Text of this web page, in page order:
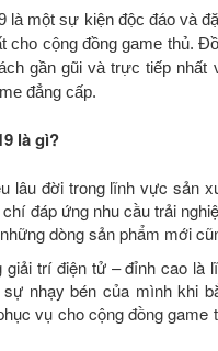
là một sự kiện độc đáo và
cho cộng đồng game thủ.
gần gũi và trực tiếp
đẳng cấp.
là gì?
lâu đời trong lĩnh vực sản
đáp ứng nhu cầu trải
dòng sản phẩm mới
trí điện tử – đỉnh cao là
nhạy bén của mình khi
vụ cho cộng đồng